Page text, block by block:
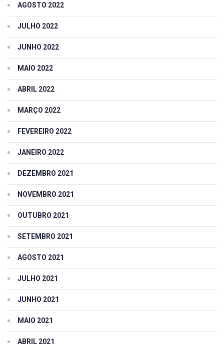
AGOSTO 2022
JULHO 2022
JUNHO 2022
MAIO 2022
ABRIL 2022
MARÇO 2022
FEVEREIRO 2022
JANEIRO 2022
DEZEMBRO 2021
NOVEMBRO 2021
OUTUBRO 2021
SETEMBRO 2021
AGOSTO 2021
JULHO 2021
JUNHO 2021
MAIO 2021
ABRIL 2021